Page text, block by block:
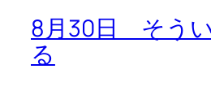
8月30日 そう
る